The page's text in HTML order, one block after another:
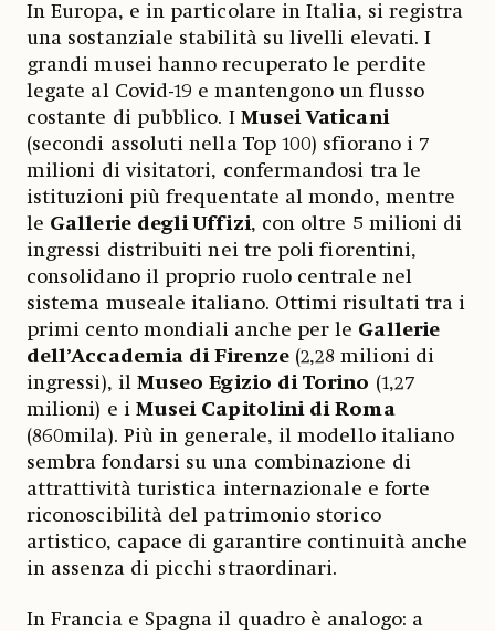
In Europa, e in particolare in Italia, si registra
una sostanziale stabilità su livelli elevati. I
grandi musei hanno recuperato le perdite
legate al Covid-19 e mantengono un flusso
costante di pubblico. I Musei Vaticani
(secondi assoluti nella Top 100) sfiorano i 7
milioni di visitatori, confermandosi tra le
istituzioni più frequentate al mondo, mentre
le Gallerie degli Uffizi, con oltre 5 milioni di
ingressi distribuiti nei tre poli fiorentini,
consolidano il proprio ruolo centrale nel
sistema museale italiano. Ottimi risultati tra i
primi cento mondiali anche per le Gallerie
dell’Accademia di Firenze(2,28 milioni di
ingressi), il Museo Egizio di Torino (1,27
milioni) e i Musei Capitolini di Roma
(860mila). Più in generale, il modello italiano
sembra fondarsi su una combinazione di
attrattività turistica internazionale e forte
riconoscibilità del patrimonio storico
artistico, capace di garantire continuità anche
in assenza di picchi straordinari.
In Francia e Spagna il quadro è analogo: a